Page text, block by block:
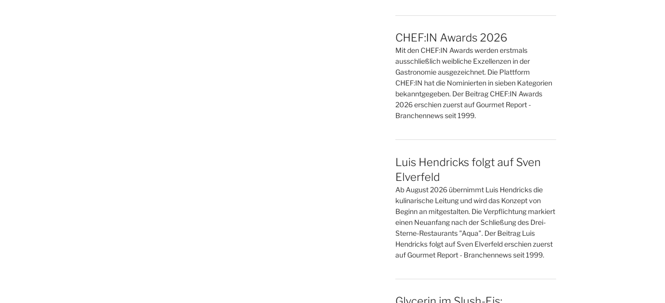
CHEF:IN Awards 2026
Mit den CHEF:IN Awards werden erstmals
ausschließlich weibliche Exzellenzen in der
Gastronomie ausgezeichnet. Die Plattform
CHEF:IN hat die Nominierten in sieben Kategorien
bekanntgegeben. Der Beitrag CHEF:IN Awards
2026 erschien zuerst auf Gourmet Report -
Branchennews seit 1999.
Luis Hendricks folgt auf Sven
Elverfeld
Ab August 2026 übernimmt Luis Hendricks die
kulinarische Leitung und wird das Konzept von
Beginn an mitgestalten. Die Verpflichtung markiert
einen Neuanfang nach der Schließung des Drei-
Sterne-Restaurants "Aqua". Der Beitrag Luis
Hendricks folgt auf Sven Elverfeld erschien zuerst
auf Gourmet Report - Branchennews seit 1999.